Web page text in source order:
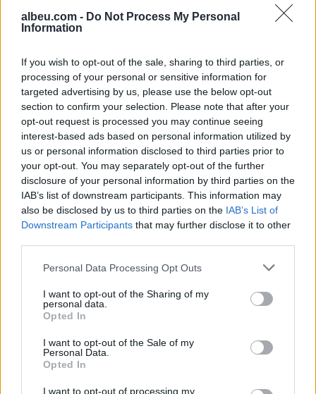
albeu.com - Do Not Process My Personal
Information
If you wish to opt-out of the sale, sharing to third parties, or
processing of your personal or sensitive information for
targeted advertising by us, please use the below opt-out
section to confirm your selection. Please note that after your
opt-out request is processed you may continue seeing
interest-based ads based on personal information utilized by
us or personal information disclosed to third parties prior to
your opt-out. You may separately opt-out of the further
disclosure of your personal information by third parties on the
IAB’s list of downstream participants. This information may
also be disclosed by us to third parties on the IAB’s List of
Downstream Participants that may further disclose it to other
Personal Data Processing Opt Outs
I want to opt-out of the Sharing of my
personal data.
Opted In
I want to opt-out of the Sale of my
Personal Data.
Opted In
I want to opt-out of processing my
zbulon vorbullat që ndikojnë
në motin hapësinor dhe Tokë
Esim for Global|Esim for Europe|
Esim for Caribbean